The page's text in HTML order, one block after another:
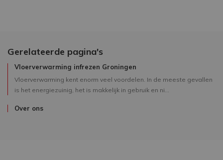
Gerelateerde pagina's
Vloerverwarming infrezen Groningen
Vloerverwarming kent enorm veel voordelen. In de meeste gevallen
is het energiezuinig, het is makkelijk in gebruik en ni...
Over ons